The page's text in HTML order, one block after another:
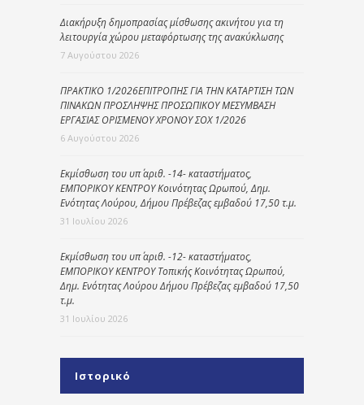
Διακήρυξη δημοπρασίας μίσθωσης ακινήτου για τη
λειτουργία χώρου μεταφόρτωσης της ανακύκλωσης
7 Αυγούστου 2026
ΠΡΑΚΤΙΚΟ 1/2026ΕΠΙΤΡΟΠΗΣ ΓΙΑ ΤΗΝ ΚΑΤΑΡΤΙΣΗ ΤΩΝ
ΠΙΝΑΚΩΝ ΠΡΟΣΛΗΨΗΣ ΠΡΟΣΩΠΙΚΟΥ ΜΕΣΥΜΒΑΣΗ
ΕΡΓΑΣΙΑΣ ΟΡΙΣΜΕΝΟΥ ΧΡΟΝΟΥ ΣΟΧ 1/2026
6 Αυγούστου 2026
Εκμίσθωση του υπ΄ αριθ. -14- καταστήματος,
ΕΜΠΟΡΙΚΟΥ ΚΕΝΤΡΟΥ Κοινότητας Ωρωπού, Δημ.
Ενότητας Λούρου, Δήμου Πρέβεζας εμβαδού 17,50 τ.μ.
31 Ιουλίου 2026
Εκμίσθωση του υπ΄ αριθ. -12- καταστήματος,
ΕΜΠΟΡΙΚΟΥ ΚΕΝΤΡΟΥ Τοπικής Κοινότητας Ωρωπού,
Δημ. Ενότητας Λούρου Δήμου Πρέβεζας εμβαδού 17,50
τ.μ.
31 Ιουλίου 2026
Ιστορικό